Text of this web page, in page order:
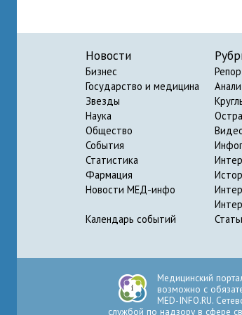
Новости
Бизнес
Государство и медицина
Звезды
Наука
Общество
События
Статистика
Фармация
Новости МЕД-инфо
Календарь событий
Медицинский
возможно с
MED-INFO.RU.
службой по надзору в сфере